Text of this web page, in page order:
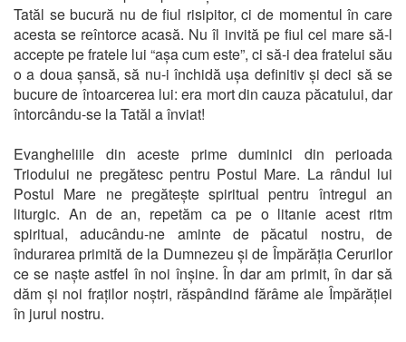
Tatăl se bucură nu de fiul risipitor, ci de momentul în care
acesta se reîntorce acasă. Nu îl invită pe fiul cel mare să-l
accepte pe fratele lui “așa cum este”, ci să-i dea fratelui său
o a doua șansă, să nu-i închidă ușa definitiv și deci să se
bucure de întoarcerea lui: era mort din cauza păcatului, dar
întorcându-se la Tatăl a înviat!
Evangheliile din aceste prime duminici din perioada
Triodului ne pregătesc pentru Postul Mare. La rândul lui
Postul Mare ne pregătește spiritual pentru întregul an
liturgic. An de an, repetăm ca pe o litanie acest ritm
spiritual, aducându-ne aminte de păcatul nostru, de
îndurarea primită de la Dumnezeu și de Împărăția Cerurilor
ce se naște astfel în noi înșine. În dar am primit, în dar să
dăm și noi fraților noștri, răspândind fărâme ale Împărăției
în jurul nostru.